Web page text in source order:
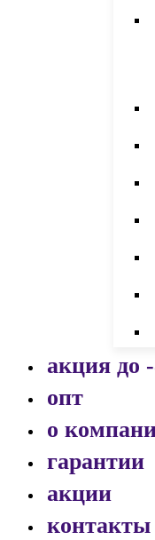
акция до
опт
о
гарантии
акции
контакты